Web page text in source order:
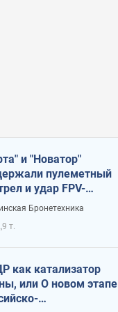
и "Новатор"
пулеметный
и удар FPV-
сохранив жизнь
Бронетехника
т.
как катализатор
или О новом этапе